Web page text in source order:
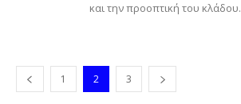
και την προοπτική του κλάδου.
1 2 3